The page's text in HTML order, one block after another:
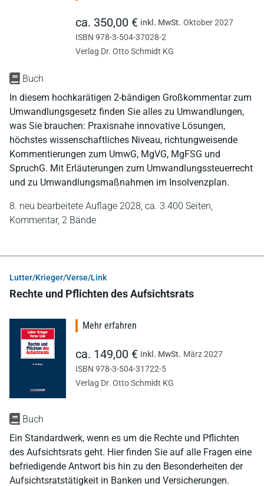
Buch
In diesem hochkarätigen 2-bändigen Großkommentar zum
Umwandlungsgesetz finden Sie alles zu Umwandlungen,
was Sie brauchen: Praxisnahe innovative Lösungen,
höchstes wissenschaftliches Niveau, richtungweisende
Kommentierungen zum UmwG, MgVG, MgFSG und
SpruchG. Mit Erläuterungen zum Umwandlungssteuerrecht
und zu Umwandlungsmaßnahmen im Insolvenzplan.
8. neu bearbeitete Auflage 2028, ca. 3.400 Seiten,
Kommentar, 2 Bände
ca. 350,00 € inkl. MwSt. Oktober 2027
ISBN 978-3-504-37028-2
Verlag Dr. Otto Schmidt KG
Lutter/Krieger/Verse/Link
Rechte und Pflichten des Aufsichtsrats
Buch
Ein Standardwerk, wenn es um die Rechte und Pflichten
des Aufsichtsrats geht. Hier finden Sie auf alle Fragen eine
befriedigende Antwort bis hin zu den Besonderheiten der
Aufsichtsratstätigkeit in Banken und Versicherungen.
Mehr erfahren
ca. 149,00 € inkl. MwSt. März 2027
ISBN 978-3-504-31722-5
Verlag Dr. Otto Schmidt KG